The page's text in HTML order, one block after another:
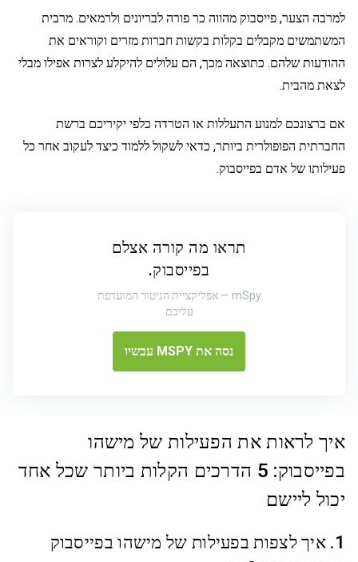
למרבה הצער, פייסבוק מהווה כר פורה לבריונים ולרמאים. מרבית
המשתמשים מקבלים בקלות בקשות חברות מזרים וקוראים את
ההודעות שלהם. כתוצאה מכך, הם עלולים להיקלע לצרות אפילו מבלי
לצאת מהבית.
אם ברצונכם למנוע התעללות או הטרדה כלפי יקיריכם ברשת
החברתית הפופולרית ביותר, כדאי לשקול ללמוד כיצד לעקוב אחר כל
פעילותו של אדם בפייסבוק.
תראו מה קורה אצלם
בפייסבוק.
mSpy — אפליקציית הניטור המועדפת
עליכם
נסה את MSPY עכשיו
איך לראות את הפעילות של מישהו
בפייסבוק: 5 הדרכים הקלות ביותר שכל אחד
יכול ליישם
1. איך לצפות בפעילות של מישהו בפייסבוק